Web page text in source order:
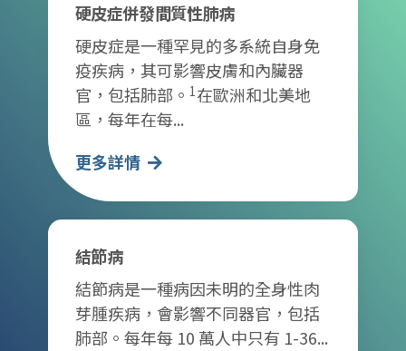
硬皮症併發間質性肺病
硬皮症是一種罕見的多系統自身免
疫疾病，其可影響皮膚和內臟器
官，包括肺部。 1 在歐洲和北美地
區，每年在每...
更多詳情
結節病
結節病是一種病因未明的全身性肉
芽腫疾病，會影響不同器官，包括
肺部。每年每 10 萬人中只有 1-36...